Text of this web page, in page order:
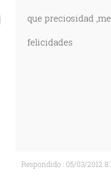
que preciosidad
felicidades
Respondido : 05/03/2012